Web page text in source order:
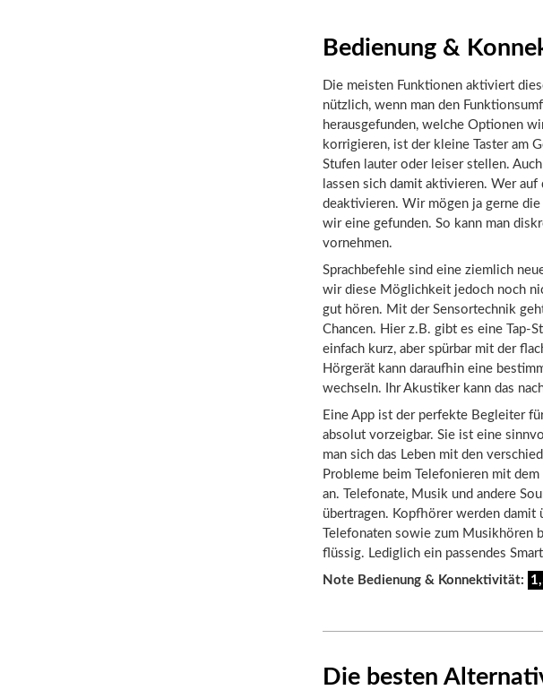
Bedienung &
Die meisten Funktionen aktiviert
nützlich, wenn man den
herausgefunden, welche Optionen
korrigieren, ist der kleine Taster am
Stufen lauter oder leiser stellen.
lassen sich damit aktivieren. Wer
deaktivieren. Wir mögen ja gerne
wir eine gefunden. So kann man
vornehmen.
Sprachbefehle sind eine ziemlich
wir diese Möglichkeit jedoch noch
gut hören. Mit der Sensortechnik
Chancen. Hier z.B. gibt es eine Tap-
einfach kurz, aber spürbar mit der
Hörgerät kann daraufhin eine
wechseln. Ihr Akustiker kann das
Eine App ist der perfekte Begleiter
absolut vorzeigbar. Sie ist eine
man sich das Leben mit den
Probleme beim Telefonieren mit
an. Telefonate, Musik und andere
übertragen. Kopfhörer werden damit
Telefonaten sowie zum
flüssig. Lediglich ein passendes
Note Bedienung & Konnektivität:
Die besten